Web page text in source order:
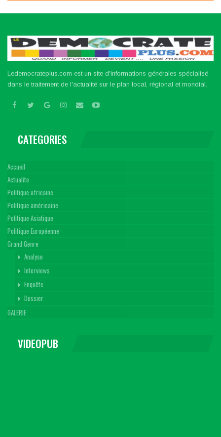
Ledemocrateplus.com est un site d'informations générales spécialisé
dans le traitement de l'actualité sur le plan local, régional et mondial.
CATEGORIES
Accueil
Actualite
Politique africaine
Politique américaine
Politique Asiatique
Politique Européenne
Grand Genre
Analyse
Interviews
Enquête
Dossier
GALERIE
VIDEOPUB